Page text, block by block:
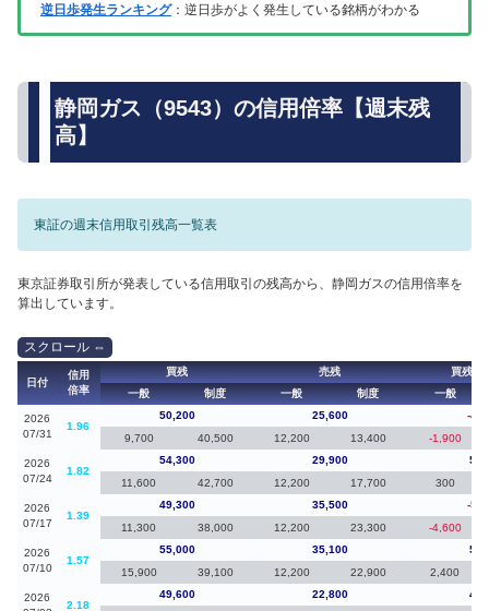
逆日歩発生ランキング：逆日歩がよく発生している銘柄がわかる
静岡ガス（9543）の信用倍率【週末残
高】
東証の週末信用取引残高一覧表
東京証券取引所が発表している信用取引の残高から、静岡ガスの信用倍率を
算出しています。
日付
信用
倍率
買残 売残
買残（
一般
制度 一般 制度 一般
2026
07/31
1.96
50,200 25,600
-
9,700
40,500 12,200 13,400 -1,900
2026
07/24
1.82
54,300 29,900
11,600
42,700 12,200 17,700 300
2026
07/17
1.39
49,300 35,500
-
11,300
38,000 12,200 23,300 -4,600
2026
07/10
1.57
55,000 35,100
15,900
39,100 12,200 22,900 2,400
2026
2.18
49,600 22,800